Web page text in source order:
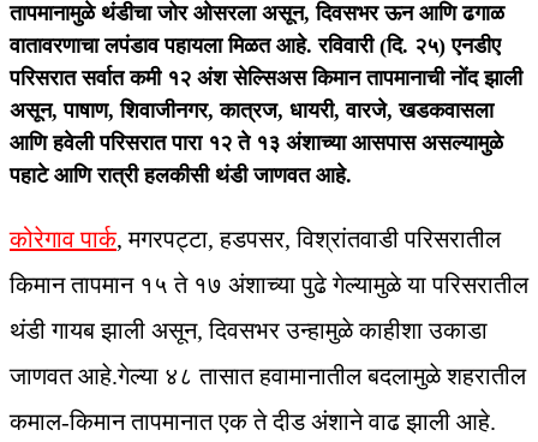
तापमानामुळे थंडीचा जोर ओसरला असून, दिवसभर ऊन आणि ढगाळ
वातावरणाचा लपंडाव पहायला मिळत आहे. रविवारी (दि. २५) एनडीए
परिसरात सर्वात कमी १२ अंश सेल्सिअस किमान तापमानाची नोंद झाली
असून, पाषाण, शिवाजीनगर, कात्रज, धायरी, वारजे, खडकवासला
आणि हवेली परिसरात पारा १२ ते १३ अंशाच्या आसपास असल्यामुळे
पहाटे आणि रात्री हलकीसी थंडी जाणवत आहे.
कोरेगाव पार्क, मगरपट्टा, हडपसर, विश्रांतवाडी परिसरातील
किमान तापमान १५ ते १७ अंशाच्या पुढे गेल्यामुळे या परिसरातील
थंडी गायब झाली असून, दिवसभर उन्हामुळे काहीशा उकाडा
जाणवत आहे.गेल्या ४८ तासात हवामानातील बदलामुळे शहरातील
कमाल-किमान तापमानात एक ते दीड अंशाने वाढ झाली आहे.